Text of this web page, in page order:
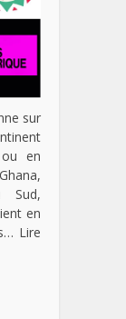
sur
en
Sud,
en
Lire